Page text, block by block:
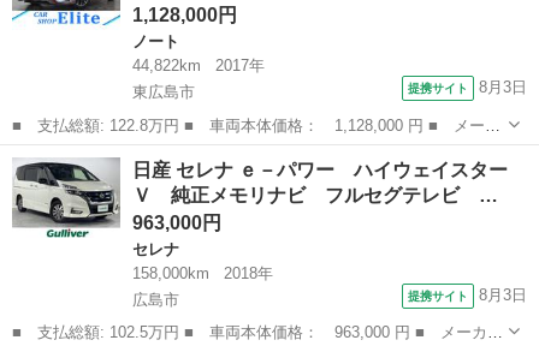
1,128,000円
ノート
44,822km
2017年
東広島市
提携サイト 8月3日
■ 支払総額: 122.8万円 ■ 車両本体価格： 1,128,000 円 ■ メーカ
ー名： 日産 ■ 車種名： ノート ■ グレード名： ｅ－パワーニ
スモ 衝突軽減ブレーキ 純正アルミ ＬＥＤヘッドライト＆フォ
グ 社外Ｕ...
広島 東広島市 ノート
日産 セレナ ｅ－パワー ハイウェイスター
Ｖ 純正メモリナビ フルセグテレビ …
963,000円
セレナ
158,000km
2018年
広島市
提携サイト 8月3日
■ 支払総額: 102.5万円 ■ 車両本体価格： 963,000 円 ■ メーカー